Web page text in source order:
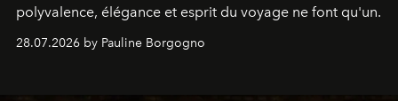
polyvalence, élégance et esprit du voyage ne font qu'un.
28.07.2026 by Pauline Borgogno